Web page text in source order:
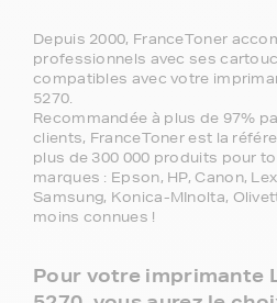
Depuis 2000, FranceToner
professionnels avec ses
compatibles avec votre
5270.
Recommandée à plus de 97%
clients, FranceToner est la
plus de 300 000 produits pour
marques : Epson, HP, Canon,
Samsung, Konica-MInolta,
moins connues !
Pour votre imprimante